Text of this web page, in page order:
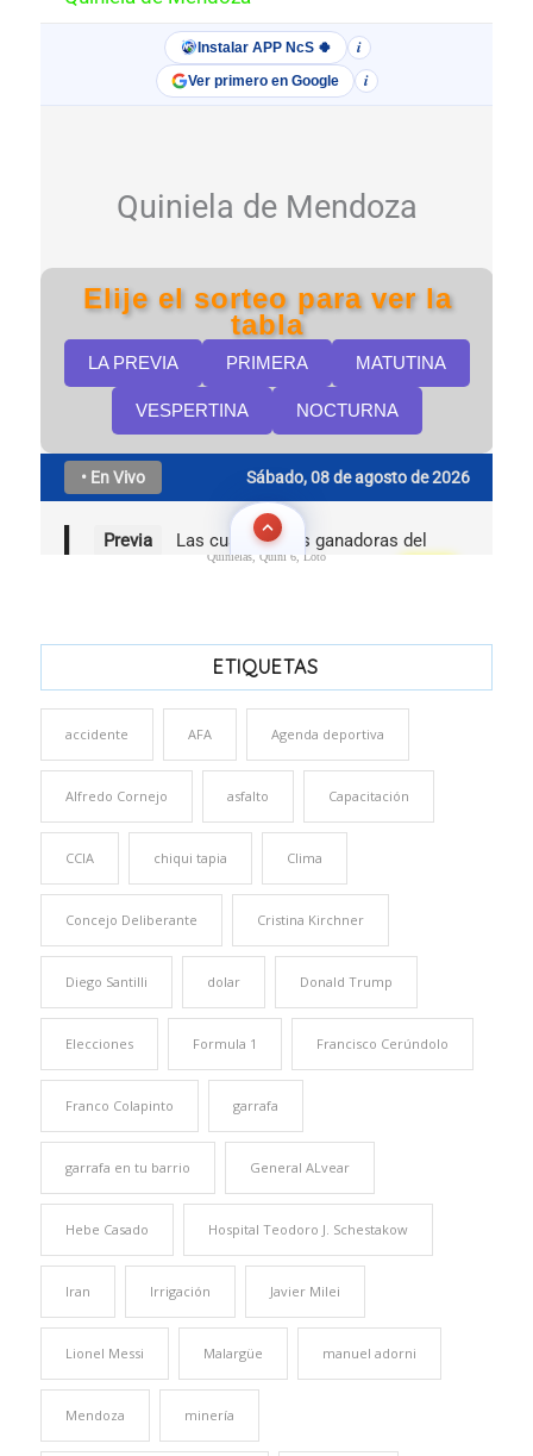
Quinielas, Quini 6, Loto
ETIQUETAS
accidente AFA Agenda deportiva
Alfredo Cornejo asfalto Capacitación
CCIA chiqui tapia Clima
Concejo Deliberante Cristina Kirchner
Diego Santilli dolar Donald Trump
Elecciones Formula 1 Francisco Cerúndolo
Franco Colapinto garrafa
garrafa en tu barrio General ALvear
Hebe Casado Hospital Teodoro J. Schestakow
Iran Irrigación Javier Milei
Lionel Messi Malargüe manuel adorni
Mendoza minería